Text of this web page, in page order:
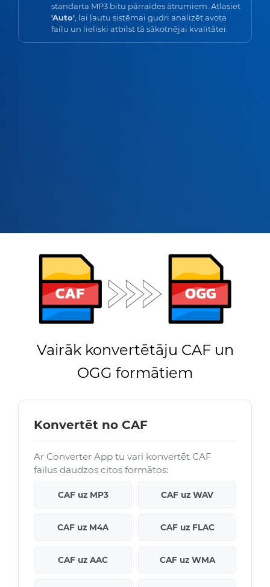
standarta MP3 bitu pārraides ātrumiem. Atlasiet
'Auto' , lai ļautu sistēmai gudri analizēt avota
failu un lieliski atbilst tā sākotnējai kvalitātei.
Vairāk konvertētāju CAF un
OGG formātiem
Konvertēt no CAF
Ar Converter App tu vari konvertēt CAF
failus daudzos citos formātos:
CAF uz MP3 CAF uz WAV
CAF uz M4A CAF uz FLAC
CAF uz AAC CAF uz WMA